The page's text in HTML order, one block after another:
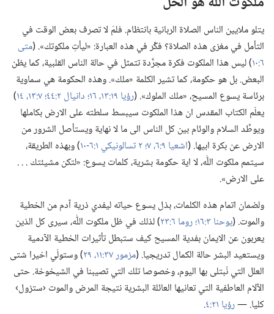
يتلو ملايين الناس الصلاة الربانية بانتظام.‏ فلمَ لا تصرف بعض الوقت في
التأمل في مغزى هذه الصلاة؟‏ فكِّر في هذه العبارة:‏ «ليأتِ ملكوتك».‏ (‏متى
٦:‏١٠ ‏)‏ ليس هذا الملكوت فكرة مجرَّدة تتمثل في حالة الناس القلبية،‏ كما يظن
البعض.‏ بل هو حكومة،‏ كما تشير الكلمة «ملك».‏ وهذه الحكومة هي سماوية
برئاسة يسوع المسيح،‏ «ملك الملوك».‏ (‏رؤيا ١٩:‏١٣،‏ دانيال ٢:‏٤٤؛‏
‏)‏
يعلّم الكتاب المقدس ان هذا الملكوت سيبسط سلطته على الارض بكاملها
ويوطِّد السلام والوئام بين كل الناس الى ما لا نهاية ويستأصل الشرور من
الارض عن بكرة ابيها.‏ (‏اشعيا ٩:‏٦،‏ ٧؛‏
‏)‏ وبهذه الطريقة،‏
سيتمم ملكوت اللّٰه،‏ لا اية حكومة بشرية،‏ كلمات يسوع:‏ «لتكن مشيئتك .‏ .‏ .‏
على الارض».‏
ولضمان اتمام هذه الكلمات،‏ بذل يسوع حياته ليفدي ذرية آدم من الخطية
والموت.‏ (‏يوحنا ٣:‏١٦؛‏ روما ٦:‏٢٣
‏)‏ لذلك في ظل ملكوت اللّٰه،‏ سيرى كل الذين
يعربون عن الايمان بفدية المسيح كيف ستبطل تأثيرات الخطية الآدمية
ويستعيد البشر حالة الكمال تدريجيا.‏ (‏مزمور ٣٧:‏١١،‏
‏)‏ وستولّي اخيرا شتى
العلل التي نُبتلى بها اليوم،‏ وخصوصا تلك التي تصيبنا في الشيخوخة.‏ حتى
الآلام العاطفية التي تعانيها العائلة البشرية نتيجة المرض والموت ‹ستزول›
كليا.‏ —‏رؤيا ٢١:‏٤
‏.‏